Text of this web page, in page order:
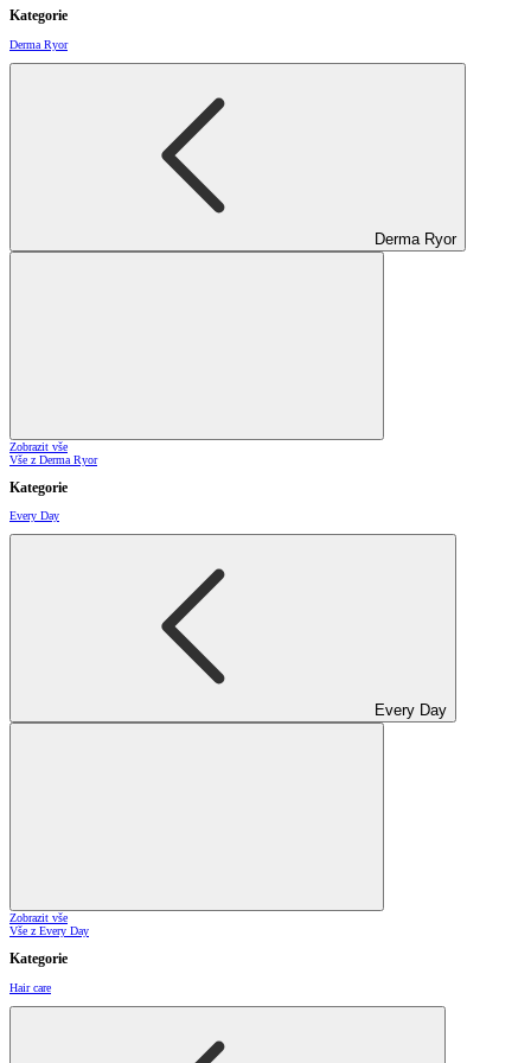
Kategorie
Derma Ryor
Derma Ryor
Zobrazit vše
Vše z Derma Ryor
Kategorie
Every Day
Every Day
Zobrazit vše
Vše z Every Day
Kategorie
Hair care